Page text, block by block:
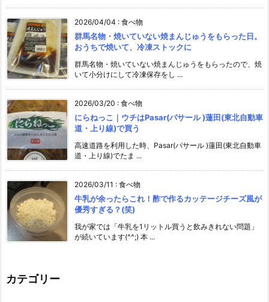
2026/04/04 : 食べ物
群馬名物・焼いていない焼まんじゅうをもらった日。
おうちで焼いて、冷凍ストックに
群馬名物・焼いていない焼まんじゅうをもらったので、焼
いて小分けにして冷凍保存をし ...
2026/03/20 : 食べ物
にらねっこ｜ウチはPasar(パサール )蓮田(東北自動車
道・上り線)で買う
高速道路を利用した時、Pasar(パサール )蓮田(東北自動車
道・上り線)でたま ...
2026/03/11 : 食べ物
牛乳が余ったらこれ！酢で作るカッテージチーズ風が
優秀すぎる？(笑)
我が家では「牛乳を1リットル買うと飲みきれない問題」
が続いています(^^;) 本 ...
カテゴリー